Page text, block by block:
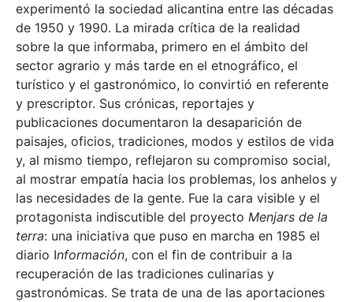
experimentó la sociedad alicantina entre las décadas
de 1950 y 1990. La mirada crítica de la realidad
sobre la que informaba, primero en el ámbito del
sector agrario y más tarde en el etnográfico, el
turístico y el gastronómico, lo convirtió en referente
y prescriptor. Sus crónicas, reportajes y
publicaciones documentaron la desaparición de
paisajes, oficios, tradiciones, modos y estilos de vida
y, al mismo tiempo, reflejaron su compromiso social,
al mostrar empatía hacia los problemas, los anhelos y
las necesidades de la gente. Fue la cara visible y el
protagonista indiscutible del proyecto Menjars de la
terra: una iniciativa que puso en marcha en 1985 el
diario Información, con el fin de contribuir a la
recuperación de las tradiciones culinarias y
gastronómicas. Se trata de una de las aportaciones